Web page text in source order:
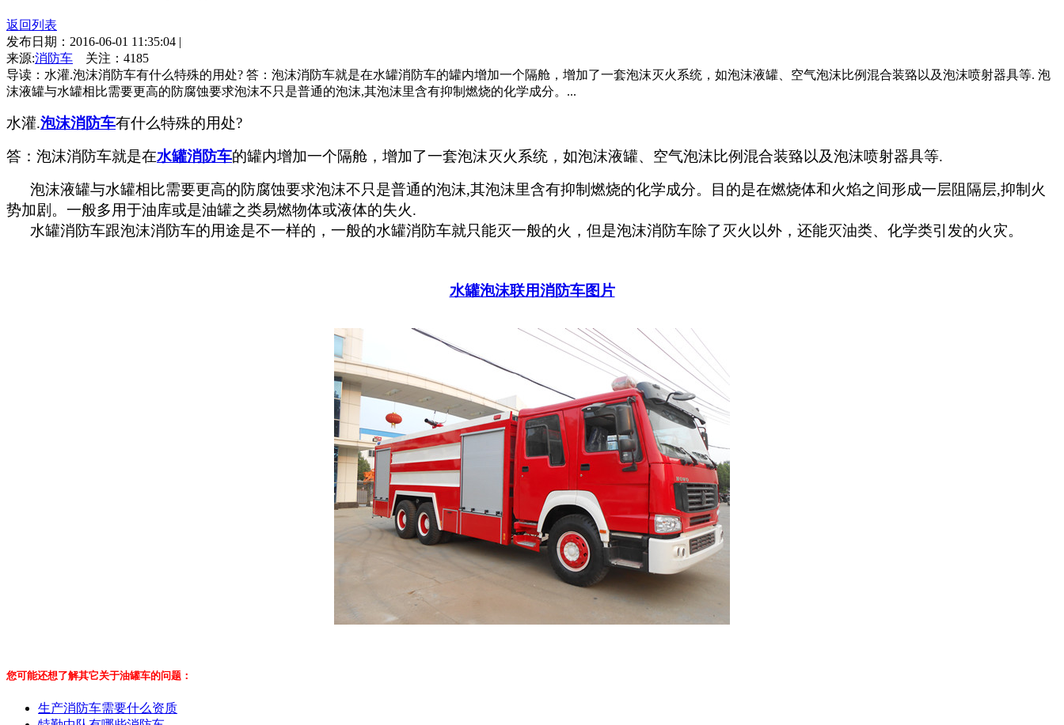
返回列表
发布日期：2016-06-01 11:35:04 |
来源:消防车 关注： 4185
导读：水灌.泡沫消防车有什么特殊的用处? 答：泡沫消防车就是在水罐消防车的罐内增加一个隔舱，增加了一套泡沫灭火系统，如泡沫液罐、空气泡沫比例混合装臵以及泡沫喷射器具等. 泡
沫液罐与水罐相比需要更高的防腐蚀要求泡沫不只是普通的泡沫,其泡沫里含有抑制燃烧的化学成分。...
水灌.泡沫消防车有什么特殊的用处?
答：泡沫消防车就是在水罐消防车的罐内增加一个隔舱，增加了一套泡沫灭火系统，如泡沫液罐、空气泡沫比例混合装臵以及泡沫喷射器具等.
泡沫液罐与水罐相比需要更高的防腐蚀要求泡沫不只是普通的泡沫,其泡沫里含有抑制燃烧的化学成分。目的是在燃烧体和火焰之间形成一层阻隔层,抑制火
势加剧。一般多用于油库或是油罐之类易燃物体或液体的失火.
水罐消防车跟泡沫消防车的用途是不一样的，一般的水罐消防车就只能灭一般的火，但是泡沫消防车除了灭火以外，还能灭油类、化学类引发的火灾。
水罐泡沫联用消防车图片
您可能还想了解其它关于油罐车的问题：
生产消防车需要什么资质